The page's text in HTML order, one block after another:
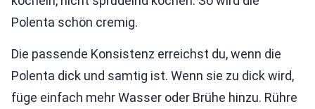
Polenta schön cremig.
Die passende Konsistenz erreichst du, wenn die
Polenta dick und samtig ist. Wenn sie zu dick wird,
füge einfach mehr Wasser oder Brühe hinzu. Rühre